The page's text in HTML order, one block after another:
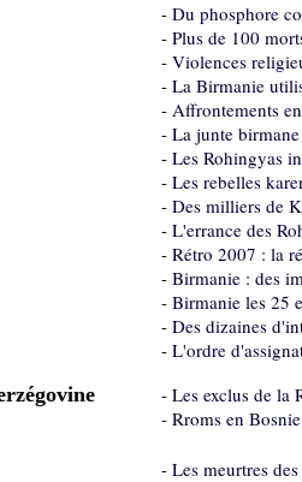
- Du phosphore
- Plus de 100
- Violences
- La Birmanie
- Affrontements
- La junte
- Les Rohingyas
- Les rebelles
- Des milliers de
- L'errance des
- Rétro 2007 : la
- Birmanie : des
- Birmanie les 25
- Des dizaines
- L'ordre
- Les exclus de la
- Rroms en
- Les meurtres